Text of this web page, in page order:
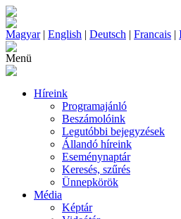
Magyar| English | Deutsch | Francais |
Menü
Híreink
Programajánló
Beszámolóink
Legutóbbi bejegyzések
Állandó híreink
Eseménynaptár
Keresés, szűrés
Ünnepkörök
Média
Képtár